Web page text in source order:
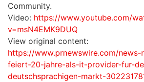
Community.
Video: https://www.youtube.com/
v=msN4EMK9DUQ
View original content:
https://www.prnewswire.com/news-
feiert-20-jahre-als-it-provider-fur-
deutschsprachigen-markt-